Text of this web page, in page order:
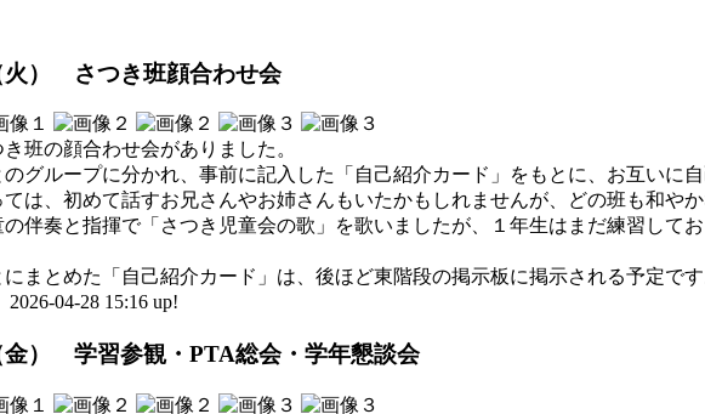
火） さつき班顔合わせ会
班の顔合わせ会がありました。
のグループに分かれ、事前に記入した「自己紹介カード」をもとに、お互いに自
ては、初めて話すお兄さんやお姉さんもいたかもしれませんが、どの班も和や
伴奏と指揮で「さつき児童会の歌」を歌いましたが、１年生はまだ練習して
まとめた「自己紹介カード」は、後ほど東階段の掲示板に掲示される予定です
2026-04-28 15:16 up!
金） 学習参観・PTA総会・学年懇談会